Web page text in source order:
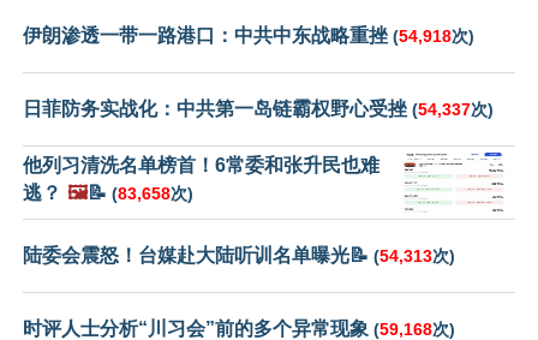
伊朗渗透一带一路港口：中共中东战略重挫 (54,918次)
日菲防务实战化：中共第一岛链霸权野心受挫 (54,337次)
他列习清洗名单榜首！6常委和张升民也难
逃？ 🖼️📝 (83,658次)
陆委会震怒！台媒赴大陆听训名单曝光📝 (54,313次)
时评人士分析“川习会”前的多个异常现象 (59,168次)